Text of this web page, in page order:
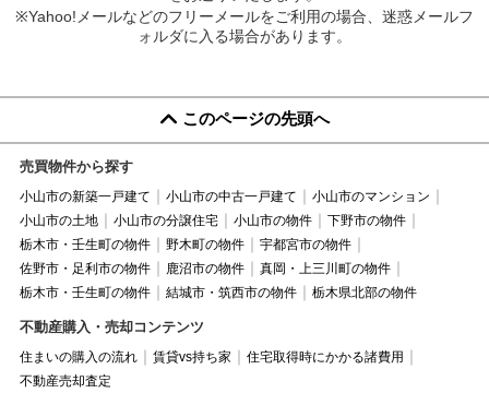
※Yahoo!メールなどのフリーメールをご利用の場合、迷惑メールフ
ォルダに入る場合があります。
このページの先頭へ
売買物件から探す
小山市の新築一戸建て 小山市の中古一戸建て
小山市のマンション
小山市の土地
小山市の分譲住宅 小山市の物件
下野市の物件
栃木市・壬生町の物件
野木町の物件
宇都宮市の物件
佐野市・足利市の物件
鹿沼市の物件
真岡・上三川町の物件
栃木市・壬生町の物件
結城市・筑西市の物件 栃木県北部の物件
不動産購入・売却コンテンツ
住まいの購入の流れ 賃貸vs持ち家
住宅取得時にかかる諸費用
不動産売却査定